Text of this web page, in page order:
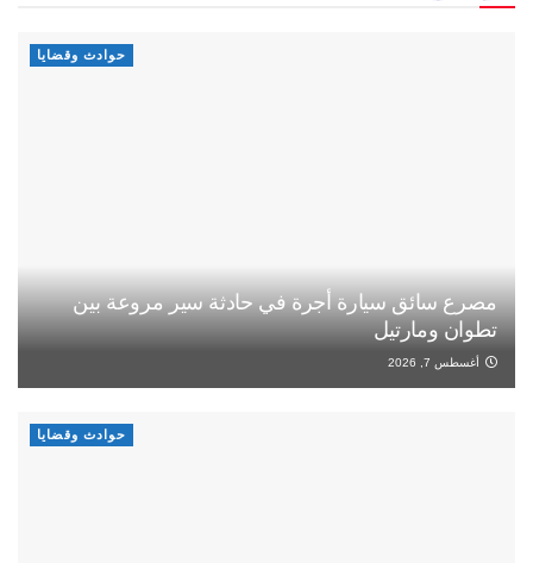
حوادث وقضايا
مصرع سائق سيارة أجرة في حادثة سير مروعة بين
تطوان ومارتيل
أغسطس 7, 2026
حوادث وقضايا